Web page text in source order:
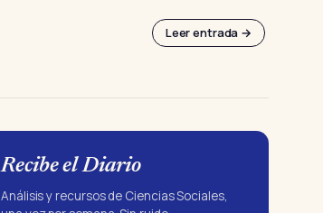
Leer entrada →
Recibe el Diario
Análisis y recursos de Ciencias Sociales,